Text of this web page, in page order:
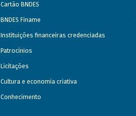
Cartão BNDES
BNDES Finame
Instituições financeiras credenciadas
Patrocínios
Licitações
Cultura e economia criativa
Conhecimento